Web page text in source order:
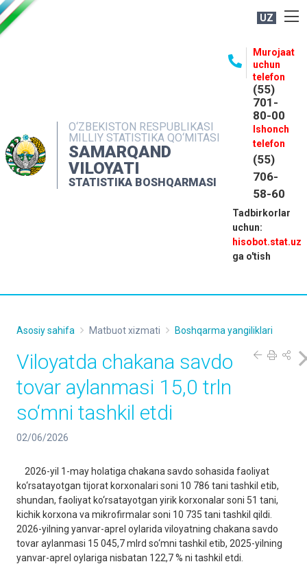
UZ
O‘ZBEKISTON RESPUBLIKASI
MILLIY STATISTIKA QO‘MITASI
SAMARQAND
VILOYATI
STATISTIKA BOSHQARMASI
Murojaat
uchun
telefon
(55)
701-
80-00
Ishonch
telefon
(55)
706-
58-60
Tadbirkorlar
uchun:
hisobot.stat.uz
ga o'tish
MATBUOT XIZMATI
MUROJAATLAR
KONTAKTLAR
Asosiy sahifa Matbuot xizmati Boshqarma yangiliklari
Viloyatda chakana savdo
tovar aylanmasi 15,0 trln
so‘mni tashkil etdi
02/06/2026
2026-yil 1-may holatiga chakana savdo sohasida faoliyat
ko‘rsatayotgan tijorat korxonalari soni 10 786 tani tashkil etib,
shundan, faoliyat ko‘rsatayotgan yirik korxonalar soni 51 tani,
kichik korxona va mikrofirmalar soni 10 735 tani tashkil qildi.
2026-yilning yanvar-aprel oylarida viloyatning chakana savdo
tovar aylanmasi 15 045,7 mlrd so‘mni tashkil etib, 2025-yilning
yanvar-aprel oylariga nisbatan 122,7 % ni tashkil etdi.